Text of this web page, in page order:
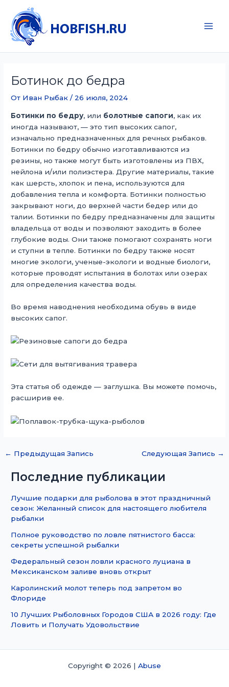
содержимому
Ботинок до бедра
От Иван Рыбак/ 26 июля, 2024
Ботинки по бедру, или болотные сапоги, как их
иногда называют, — это тип высоких сапог,
изначально предназначенных для речных рыбаков.
Ботинки по бедру обычно изготавливаются из
резины, но также могут быть изготовлены из ПВХ,
нейлона и/или полиэстера. Другие материалы, такие
как шерсть, хлопок и пена, используются для
добавления тепла и комфорта. Ботинки полностью
закрывают ноги, до верхней части бедер или до
талии. Ботинки по бедру предназначены для защиты
владельца от воды и позволяют заходить в более
глубокие воды. Они также помогают сохранять ноги
и ступни в тепле. Ботинки по бедру также носят
многие экологи, ученые-экологи и водные биологи,
которые проводят испытания в болотах или озерах
для определения качества воды.
Во время наводнения необходима обувь в виде
высоких сапог.
Эта статья об одежде — заглушка. Вы можете помочь,
расширив ее.
← Предыдущая Запись Следующая Запись →
Последние публикации
Лучшие подарки для рыболова в этот праздничный
сезон: Желанный список для настоящего любителя
рыбалки
Полное руководство по ловле пятнистого басса:
секреты успешной рыбалки
Федеральный сезон ловли красного луциана в
Мексиканском заливе вновь открыт
Каролинский молот теперь под запретом во
Флориде
10 Лучших Рыболовных Городов США в 2026 году: Где
Ловить и Получать Удовольствие
Copyright © 2026 | Abuse